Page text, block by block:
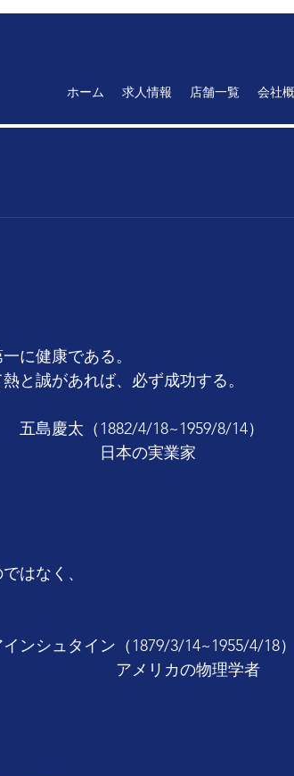
ホーム 求人情報 店舗一覧 会社
に健康である。
と誠があれば、必ず成功する。
18~1959/8/14）
業家
はなく、
3/14~1955/4/18
物理学者